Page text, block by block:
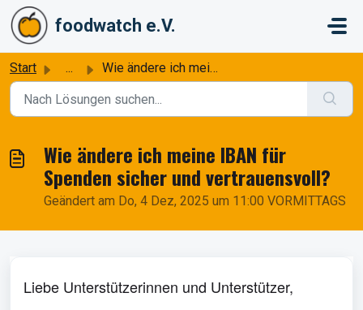
Zum hauptsächlichen Inhalt gehen
foodwatch e.V.
Start ... Wie ändere ich meine IBAN für Spenden sicher und vertraue...
Wie ändere ich meine IBAN für
Spenden sicher und vertrauensvoll?
Geändert am Do, 4 Dez, 2025 um 11:00 VORMITTAGS
Liebe Unterstützerinnen und Unterstützer,